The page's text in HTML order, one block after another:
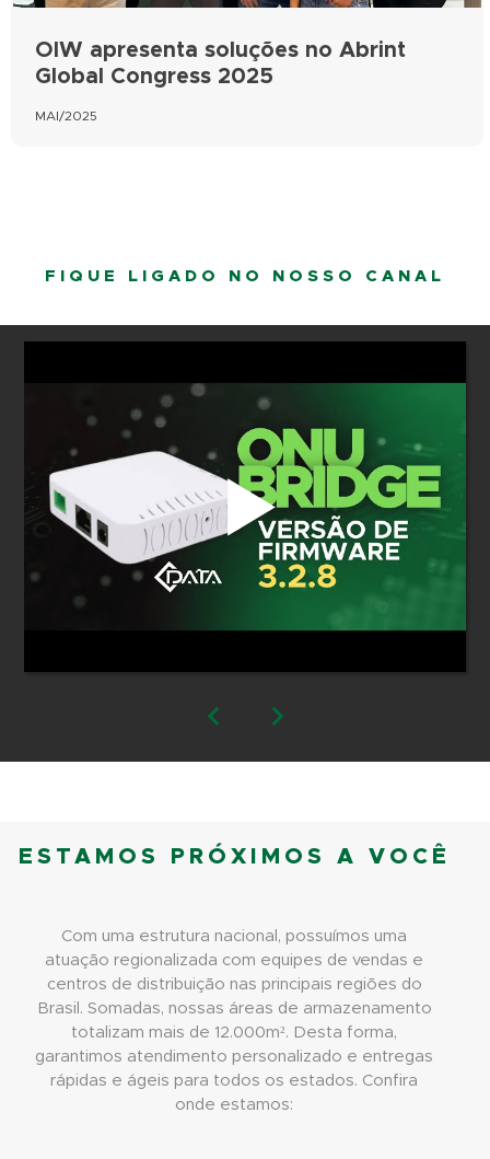
OIW apresenta soluções no Abrint
Global Congress 2025
MAI/2025
FIQUE LIGADO NO NOSSO CANAL
ESTAMOS PRÓXIMOS A VOCÊ
Com uma estrutura nacional, possuímos uma
atuação regionalizada com equipes de vendas e
centros de distribuição nas principais regiões do
Brasil. Somadas, nossas áreas de armazenamento
totalizam mais de 12.000m². Desta forma,
garantimos atendimento personalizado e entregas
rápidas e ágeis para todos os estados. Confira
onde estamos: